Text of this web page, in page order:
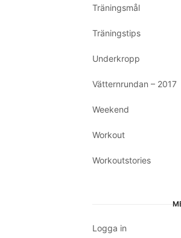
Träningsmål
Träningstips
Underkropp
Vätternrundan – 2017
Weekend
Workout
Workoutstories
Logga in